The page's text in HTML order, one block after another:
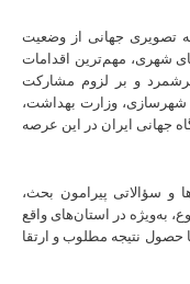
تصویری جهانی از وضعیت
شهری، مهم‌ترین اقدامات
و بر لزوم مشارکت
وزارت بهداشت،
جهانی ایران در این عرصه
و سؤالاتی پیرامون بحث،
به‌ویژه در استان‌های واقع
حصول نتیجه مطلوب و ارتقا